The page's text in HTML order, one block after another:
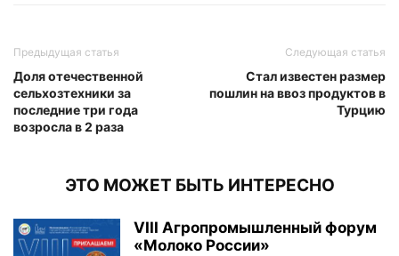
Предыдущая статья
Доля отечественной
сельхозтехники за
последние три года
возросла в 2 раза
Следующая статья
Стал известен размер
пошлин на ввоз продуктов в
Турцию‍
ЭТО МОЖЕТ БЫТЬ ИНТЕРЕСНО
VIII Агропромышленный форум
«Молоко России»